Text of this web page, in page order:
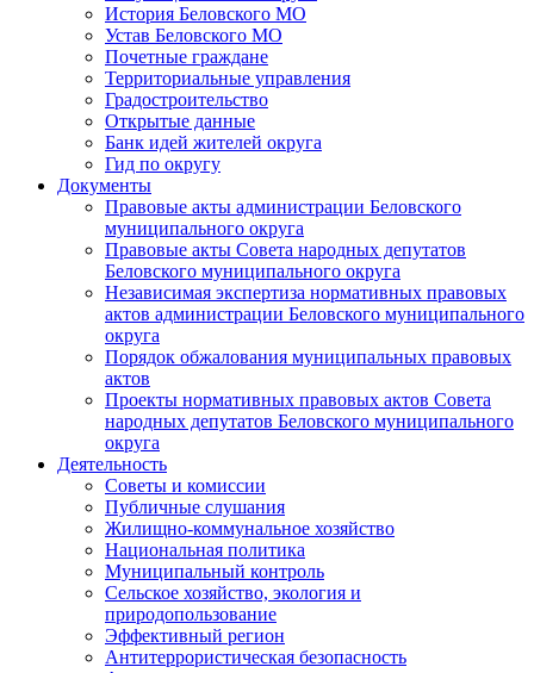
История Беловского МО
Устав Беловского МО
Почетные граждане
Территориальные управления
Градостроительство
Открытые данные
Банк идей жителей округа
Гид по округу
Документы
Правовые акты администрации Беловского
муниципального округа
Правовые акты Совета народных депутатов
Беловского муниципального округа
Независимая экспертиза нормативных правовых
актов администрации Беловского муниципального
округа
Порядок обжалования муниципальных правовых
актов
Проекты нормативных правовых актов Совета
народных депутатов Беловского муниципального
округа
Деятельность
Советы и комиссии
Публичные слушания
Жилищно-коммунальное хозяйство
Национальная политика
Муниципальный контроль
Сельское хозяйство, экология и
природопользование
Эффективный регион
Антитеррористическая безопасность